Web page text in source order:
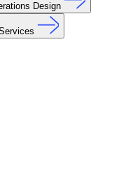
Design